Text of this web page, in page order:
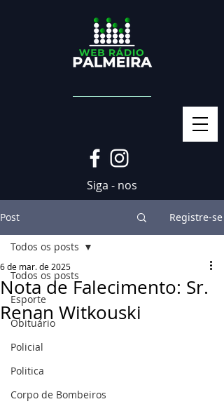
Siga - nos
Post Registre-se
Todos os posts
Esporte
Obituário
Policial
Politica
Corpo de Bombeiros
Todos os posts
Nota de Falecimento: Sr.
Renan Witkouski
6 de mar. de 2025